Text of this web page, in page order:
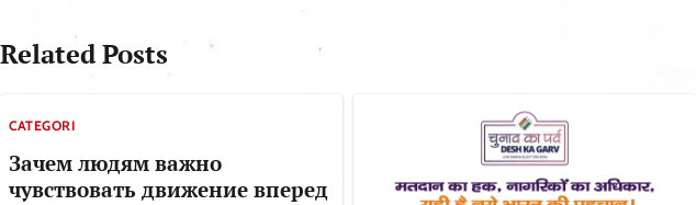
Related Posts
CATEGORI
Зачем людям важно
чувствовать движение вперед